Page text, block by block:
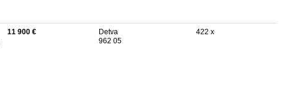
11 900 €
Detva
962 05
422 x